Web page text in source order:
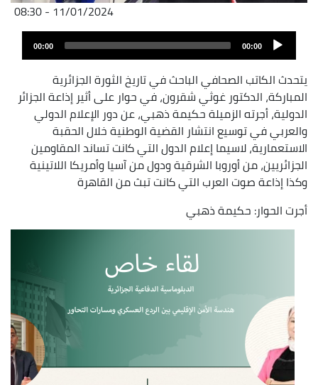
11/01/2024 - 08:30
Audio
00:00
00:00
يتحدث الكاتب الصحافي الباحث في تاريخ الثورة الجزائرية
المباركة، الدكتور غوثي شقرون، في حوار على أثير إذاعة الجزائر
الدولية، أجرته الزميلة حكيمة ذهبي، عن دور الإعلام الدولي
والعربي في توسيع انتشار القضية الوطنية خلال الحقبة
الاستعمارية، لاسيما إعلام الدول التي كانت تساند المقاومين
الجزائريين، من أوروبا الشرقية ودول من آسيا وأمريكا اللاتينية
وكذا إذاعة صوت العرب التي كانت تبث من القاهرة
أجرت الحوار: حكيمة ذهبي